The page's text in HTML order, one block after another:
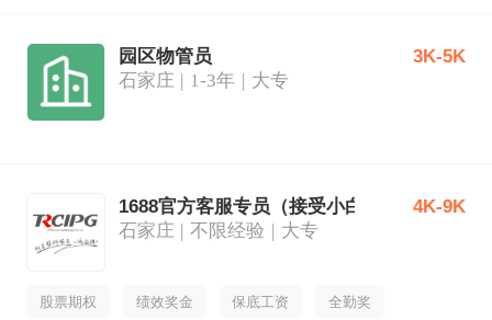
园区物管员
石家庄
1-3年 大专
3K-5K
1688官方客服专员（接受小白）
石家庄
不限经验 大专
4K-9K
股票期权 绩效奖金 保底工资 全勤奖